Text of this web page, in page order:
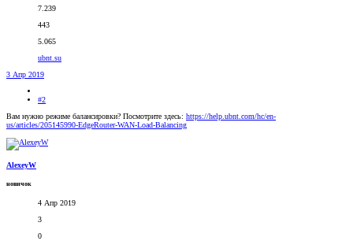
7.239
443
5.065
ubnt.su
3 Апр 2019
#2
Вам нужно режиме балансировки? Посмотрите здесь: https://help.ubnt.com/hc/en-
us/articles/205145990-EdgeRouter-WAN-Load-Balancing
AlexeyW
новичок
4 Апр 2019
3
0